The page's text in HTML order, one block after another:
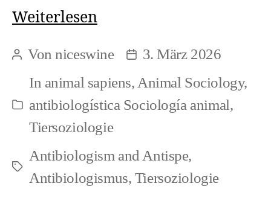
WeiterlesenThe
reasoning
in
biology
(en/de/es)
Beitragsautor
Vonniceswine Beitragsdatum
3. März 2026
Kategorien
In animal sapiens, Animal Sociology,
antibiologística Sociología animal,
Tiersoziologie
Schlagwörter
Antibiologism and Antispe,
Antibiologismus, Tiersoziologie